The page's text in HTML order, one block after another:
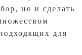
но и сделать
для